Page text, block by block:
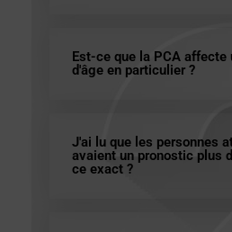
Est-ce que la PCA affecte
d'âge en particulier ?
J'ai lu que les personnes
avaient un pronostic plus
ce exact ?